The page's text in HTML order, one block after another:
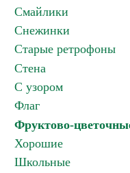
Смайлики
Снежинки
Старые ретрофоны
Стена
С узором
Флаг
Фруктово-
Хорошие
Школьные